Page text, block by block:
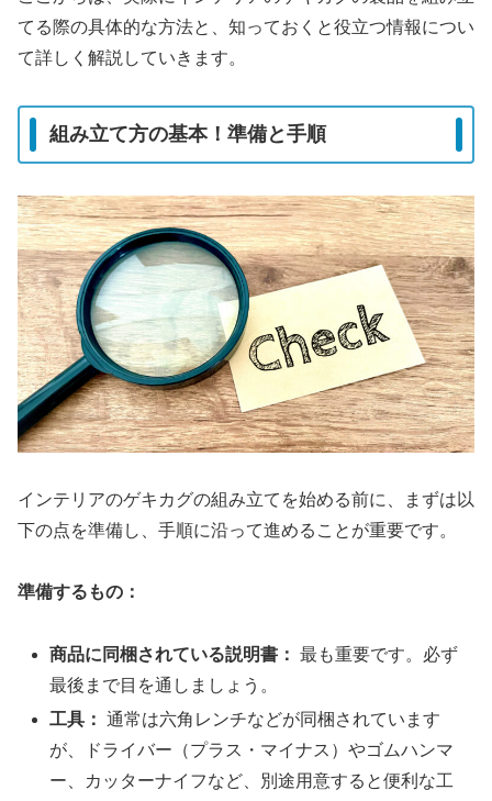
てる際の具体的な方法と、知っておくと役立つ情報につい
て詳しく解説していきます。
組み立て方の基本！準備と手順
インテリアのゲキカグの組み立てを始める前に、まずは以
下の点を準備し、手順に沿って進めることが重要です。
準備するもの：
商品に同梱されている説明書： 最も重要です。必ず
最後まで目を通しましょう。
工具： 通常は六角レンチなどが同梱されています
が、ドライバー（プラス・マイナス）やゴムハンマ
ー、カッターナイフなど、別途用意すると便利な工